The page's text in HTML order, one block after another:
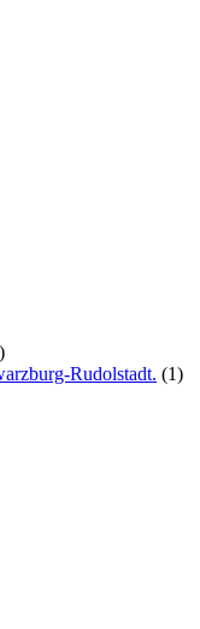
Rudolstadt. (1)